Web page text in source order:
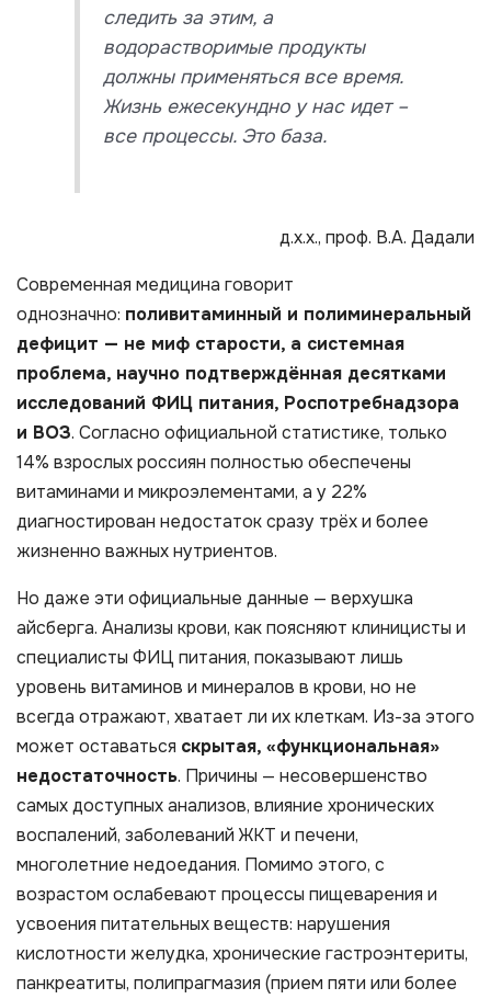
следить за этим, а
водорастворимые продукты
должны применяться все время.
Жизнь ежесекундно у нас идет –
все процессы. Это база.
д.х.х., проф. В.А. Дадали
Современная медицина говорит
однозначно: поливитаминный и полиминеральный
дефицит — не миф старости, а системная
проблема, научно подтверждённая десятками
исследований ФИЦ питания, Роспотребнадзора
и ВОЗ. Согласно официальной статистике, только
14% взрослых россиян полностью обеспечены
витаминами и микроэлементами, а у 22%
диагностирован недостаток сразу трёх и более
жизненно важных нутриентов.​
Но даже эти официальные данные — верхушка
айсберга. Анализы крови, как поясняют клиницисты и
специалисты ФИЦ питания, показывают лишь
уровень витаминов и минералов в крови, но не
всегда отражают, хватает ли их клеткам. Из-за этого
может оставаться скрытая, «функциональная»
недостаточность. Причины — несовершенство
самых доступных анализов, влияние хронических
воспалений, заболеваний ЖКТ и печени,
многолетние недоедания. Помимо этого, с
возрастом ослабевают процессы пищеварения и
усвоения питательных веществ: нарушения
кислотности желудка, хронические гастроэнтериты,
панкреатиты, полипрагмазия (прием пяти или более